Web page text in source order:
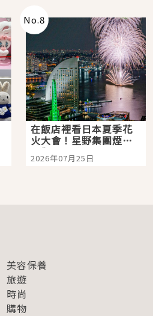
No.8
在飯店裡看日本夏季花
火大會！星野集團煙火
景觀飯店6選，讓你不用
人擠人悠閒欣賞
2026年07月25日
美容保養
旅遊
時尚
購物